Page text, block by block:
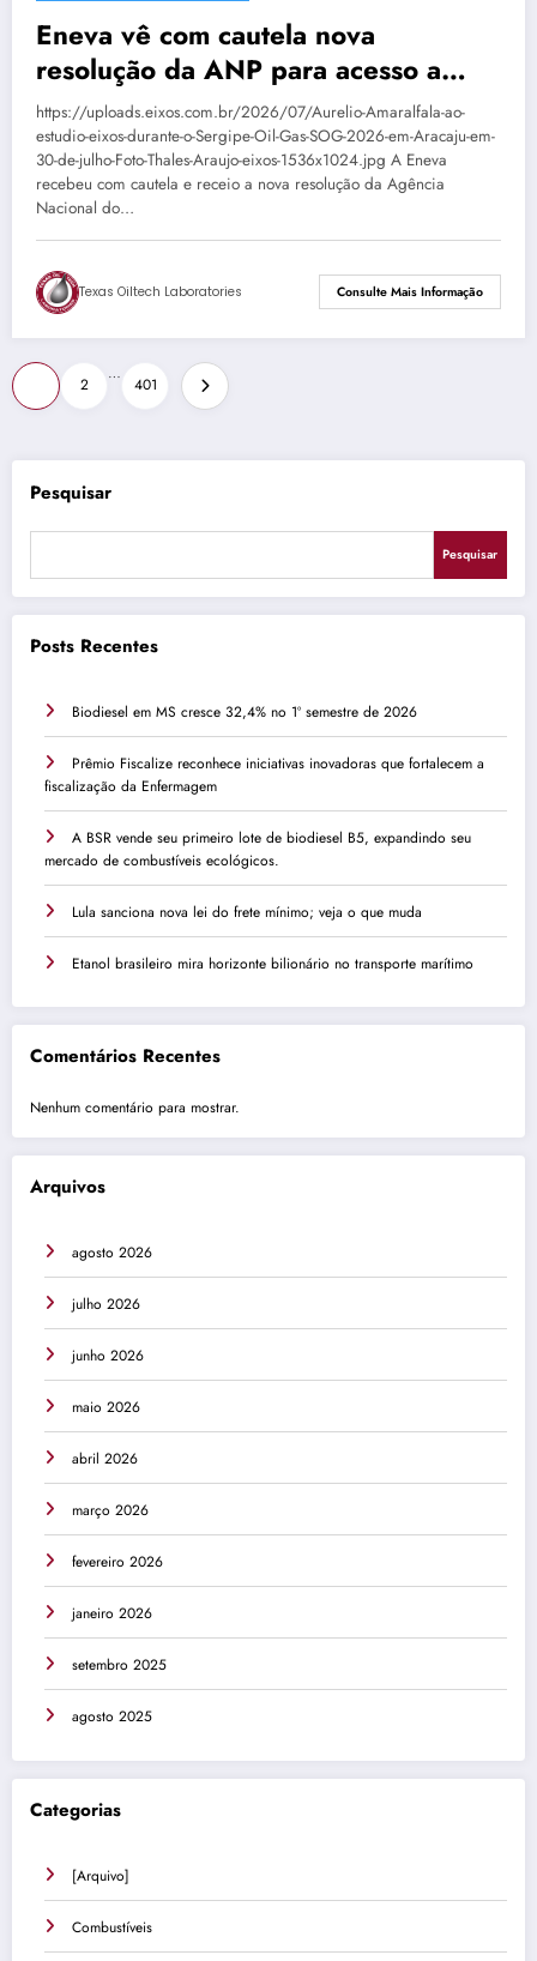
Eneva vê com cautela nova
resolução da ANP para acesso a
terminais de GNL
https://uploads.eixos.com.br/2026/07/Aurelio-Amaralfala-ao-
estudio-eixos-durante-o-Sergipe-Oil-Gas-SOG-2026-em-Aracaju-em-
30-de-julho-Foto-Thales-Araujo-eixos-1536x1024.jpg A Eneva
recebeu com cautela e receio a nova resolução da Agência
Nacional do…
Texas Oiltech Laboratories Consulte Mais Informação
Paginação
de
posts
2
…
401
Pesquisar
Pesquisar
Posts Recentes
Biodiesel em MS cresce 32,4% no 1º semestre de 2026
Prêmio Fiscalize reconhece iniciativas inovadoras que fortalecem a
fiscalização da Enfermagem
A BSR vende seu primeiro lote de biodiesel B5, expandindo seu
mercado de combustíveis ecológicos.
Lula sanciona nova lei do frete mínimo; veja o que muda
Etanol brasileiro mira horizonte bilionário no transporte marítimo
Comentários Recentes
Nenhum comentário para mostrar.
Arquivos
agosto 2026
julho 2026
junho 2026
maio 2026
abril 2026
março 2026
fevereiro 2026
janeiro 2026
setembro 2025
agosto 2025
Categorias
[Arquivo]
Combustíveis